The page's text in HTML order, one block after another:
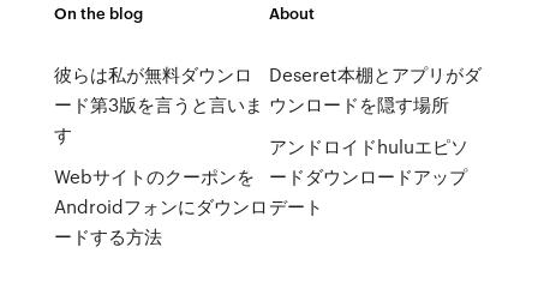
On the blog
彼らは私が無料ダウンロ
ード第3版を言うと言いま
す
Webサイトのクーポンを
Androidフォンにダウンロ
ードする方法
About
Deseret本棚とアプリがダ
ウンロードを隠す場所
アンドロイドhuluエピソ
ードダウンロードアップ
デート